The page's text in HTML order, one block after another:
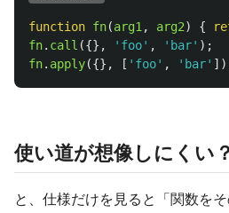
function fn(arg1 , arg2) {
fn. call ({}, ' foo' , ' bar' );
fn. apply({}, [ ' foo' , ' bar'
使い道が想像しにくい？
と、仕様だけを見ると「関数を